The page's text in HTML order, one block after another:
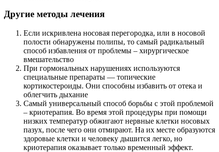
Другие методы лечения
Если искривлена носовая перегородка, или в носовой
полости обнаружены полипы, то самый радикальный
способ избавления от проблемы – хирургическое
вмешательство
При гормональных нарушениях используются
специальные препараты — топические
кортикостероиды. Они способны избавить от отека и
облегчить дыхание
Самый универсальный способ борьбы с этой проблемой
– криотерапия. Во время этой процедуры при помощи
низких температур обжигают нервные клетки носовых
пазух, после чего они отмирают. На их месте образуются
здоровые клетки и человеку дышится легко, но
криотерапия оказывает только временный эффект.